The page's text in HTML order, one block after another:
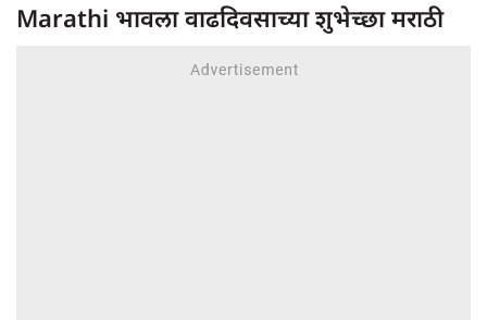
Marathi भावला वाढदिवसाच्या शुभेच्छा मराठी